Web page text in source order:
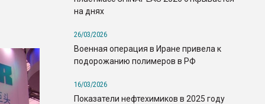
на днях
26/03/2026
Военная операция в Иране привела к
подорожанию полимеров в РФ
16/03/2026
Показатели нефтехимиков в 2025 году